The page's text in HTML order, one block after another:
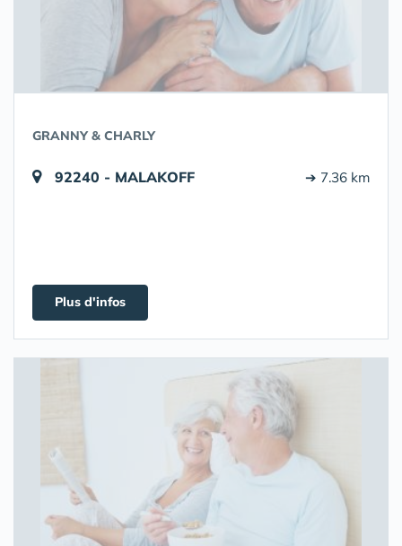
GRANNY & CHARLY
92240 - MALAKOFF ➔ 7.36 km
Plus d'infos